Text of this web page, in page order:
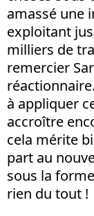
amassé une
exploitant
milliers de
remercier
à appliquer
accroître
cela mérite
part au
sous la
rien du tout !